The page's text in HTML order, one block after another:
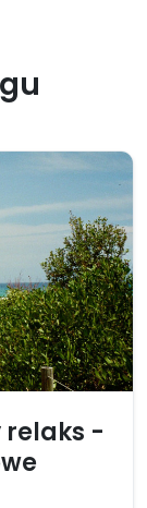
relaks -